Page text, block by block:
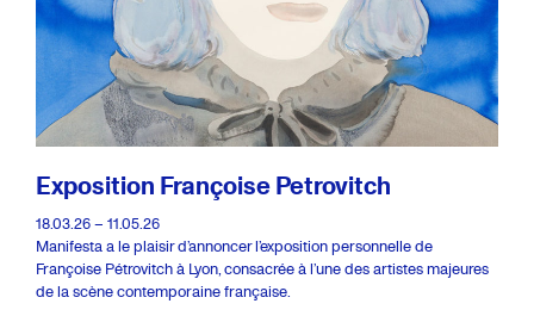
Exposition Françoise Petrovitch
18.03.26 – 11.05.26
Manifesta a le plaisir d’annoncer l’exposition personnelle de
Françoise Pétrovitch à Lyon, consacrée à l’une des artistes majeures
de la scène contemporaine française.